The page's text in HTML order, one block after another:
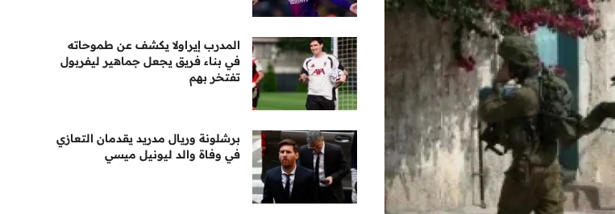
المدرب إيراولا يكشف عن طموحاته
في بناء فريق يجعل جماهير ليفربول
تفتخر بهم
برشلونة وريال مدريد يقدمان التعازي
في وفاة والد ليونيل ميسي